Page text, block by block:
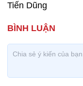
Tiến Dũng